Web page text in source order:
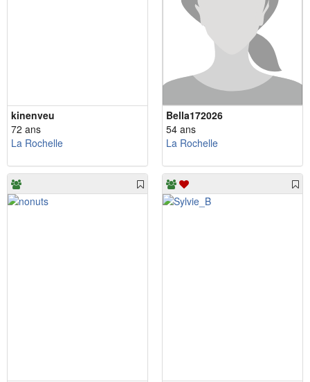
kinenveu
72 ans
La Rochelle
Bella172026
54 ans
La Rochelle